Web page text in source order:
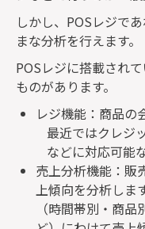
しかし、 POSレジで
まな分析を行えます。
POSレジに搭載され
ものがあります。
レジ機能：商品の
最近ではクレジ
などに対応可能
売上分析機能：販
上傾向を分析しま
（時間帯別・商